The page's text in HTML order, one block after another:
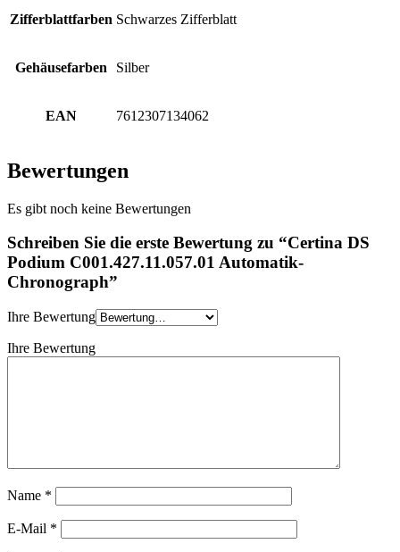
Zifferblattfarben Schwarzes Zifferblatt
Gehäusefarben Silber
EAN 7612307134062
Bewertungen
Es gibt noch keine Bewertungen
Schreiben Sie die erste Bewertung zu “Certina DS
Podium C001.427.11.057.01 Automatik-
Chronograph”
Ihre Bewertung
Ihre Bewertung
Name *
E-Mail *